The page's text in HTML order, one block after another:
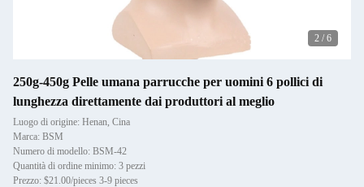
2 / 6
250g-450g Pelle umana parrucche per uomini 6 pollici di
lunghezza direttamente dai produttori al meglio
Luogo di origine: Henan, Cina
Marca: BSM
Numero di modello: BSM-42
Quantità di ordine minimo: 3 pezzi
Prezzo: $21.00/pieces 3-9 pieces